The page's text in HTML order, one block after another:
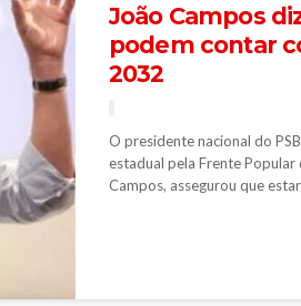
João Campos
podem contar
2032
O presidente nacional do
estadual pela Frente Popular
Campos, assegurou que